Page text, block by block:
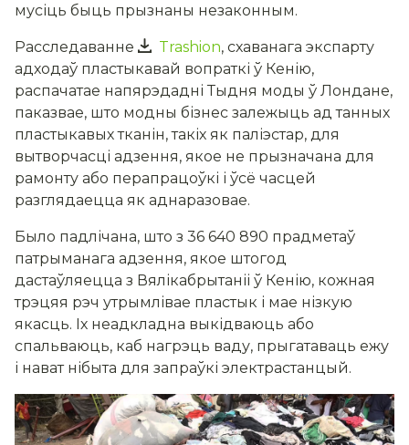
мусіць быць прызнаны незаконным.
Расследаванне Trashion, схаванага экспарту
адходаў пластыкавай вопраткі ў Кенію,
распачатае напярэдадні Тыдня моды ў Лондане,
паказвае, што модны бізнес залежыць ад танных
пластыкавых тканін, такіх як паліэстар, для
вытворчасці адзення, якое не прызначана для
рамонту або перапрацоўкі і ўсё часцей
разглядаецца як аднаразовае.
Было падлічана, што з 36 640 890 прадметаў
патрыманага адзення, якое штогод
дастаўляецца з Вялікабрытаніі ў Кенію, кожная
трэцяя рэч утрымлівае пластык і мае нізкую
якасць. Іх неадкладна выкідваюць або
спальваюць, каб нагрэць ваду, прыгатаваць ежу
і нават нібыта для запраўкі электрастанцый.